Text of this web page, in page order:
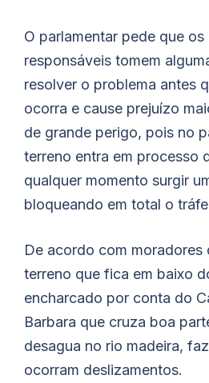
O parlamentar pede que
responsáveis tomem
resolver o problema antes
ocorra e cause prejuízo
de grande perigo, pois no
terreno entra em processo
qualquer momento surgir
bloqueando em total o
De acordo com moradores
terreno que fica em baixo
encharcado por conta do
Barbara que cruza boa
desagua no rio madeira,
ocorram deslizamentos.